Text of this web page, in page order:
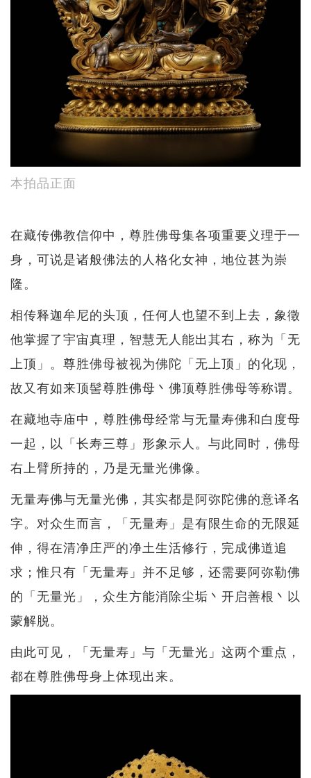
本拍品正面
在藏传佛教信仰中，尊胜佛母集各项重要义理于一
身，可说是诸般佛法的人格化女神，地位甚为崇
隆。
相传释迦牟尼的头顶，任何人也望不到上去，象徵
他掌握了宇宙真理，智慧无人能出其右，称为「无
上顶」。尊胜佛母被视为佛陀「无上顶」的化现，
故又有如来顶髻尊胜佛母丶佛顶尊胜佛母等称谓。
在藏地寺庙中，尊胜佛母经常与无量寿佛和白度母
一起，以「长寿三尊」形象示人。与此同时，佛母
右上臂所持的，乃是无量光佛像。
无量寿佛与无量光佛，其实都是阿弥陀佛的意译名
字。对众生而言，「无量寿」是有限生命的无限延
伸，得在清净庄严的净土生活修行，完成佛道追
求；惟只有「无量寿」并不足够，还需要阿弥勒佛
的「无量光」，众生方能消除尘垢丶开启善根丶以
蒙解脱。
由此可见，「无量寿」与「无量光」这两个重点，
都在尊胜佛母身上体现出来。